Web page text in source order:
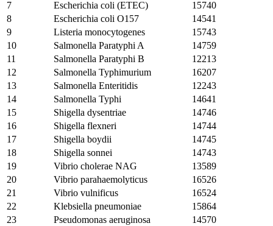
7 Escherichia coli (ETEC)
15740
8
Escherichia coli O157
14541
9
Listeria monocytogenes
15743
10
Salmonella Paratyphi A
14759
11
Salmonella Paratyphi B
12213
12
Salmonella Typhimurium
16207
13
Salmonella Enteritidis
12243
14
Salmonella Typhi
14641
15
Shigella dysentriae
14746
16
Shigella flexneri
14744
17
Shigella boydii
14745
18
Shigella sonnei
14743
19
Vibrio cholerae NAG
13589
20
Vibrio parahaemolyticus
16526
21
Vibrio vulnificus
16524
22
Klebsiella pneumoniae
15864
23
Pseudomonas aeruginosa
14570